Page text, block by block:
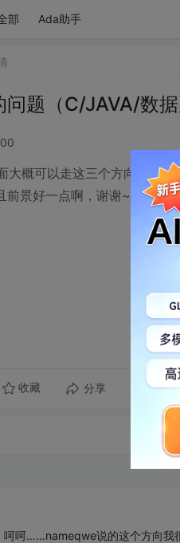
部 Ada助手
题（C/JAVA/数据
大概可以走这三个方向，我
前景好一点啊，谢谢~~~
收藏 分享 转发到
呵呵……nameqwe说的这个方向